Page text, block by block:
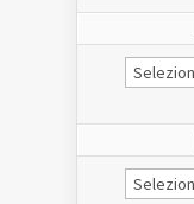
Le
Notizie
Notizie
per